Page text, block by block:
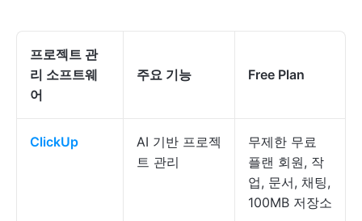
프로젝트 관
리 소프트웨
어
주요 기능 Free Plan
ClickUp
AI 기반 프로젝
트 관리
무제한 무료
플랜 회원, 작
업, 문서, 채팅,
100MB 저장소